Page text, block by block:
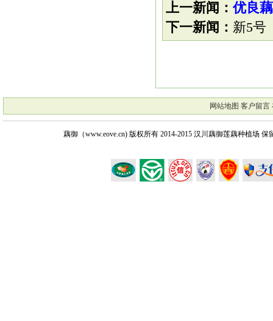
上一新闻：优良
下一新闻： 新5号
网站地图 客户留言
藕御（www.eove.cn) 版权所有2014-2015 汉川藕御莲藕种植场 保